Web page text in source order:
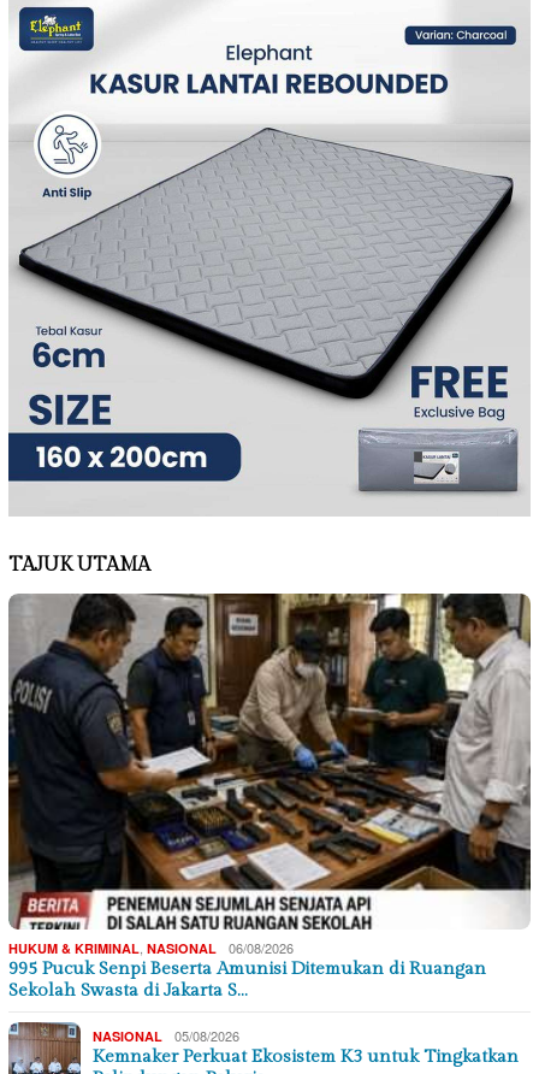
TAJUK UTAMA
HUKUM & KRIMINAL NASIONAL 06/08/2026
995 Pucuk Senpi Beserta Amunisi Ditemukan di Ruangan
Sekolah Swasta di Jakarta S…
NASIONAL 05/08/2026
Kemnaker Perkuat Ekosistem K3 untuk Tingkatkan